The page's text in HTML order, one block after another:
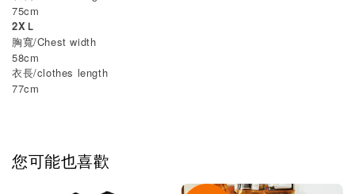
75cm
2XＬ
胸寬/Chest width
58cm
衣長/clothes length
77cm
您可能也喜歡